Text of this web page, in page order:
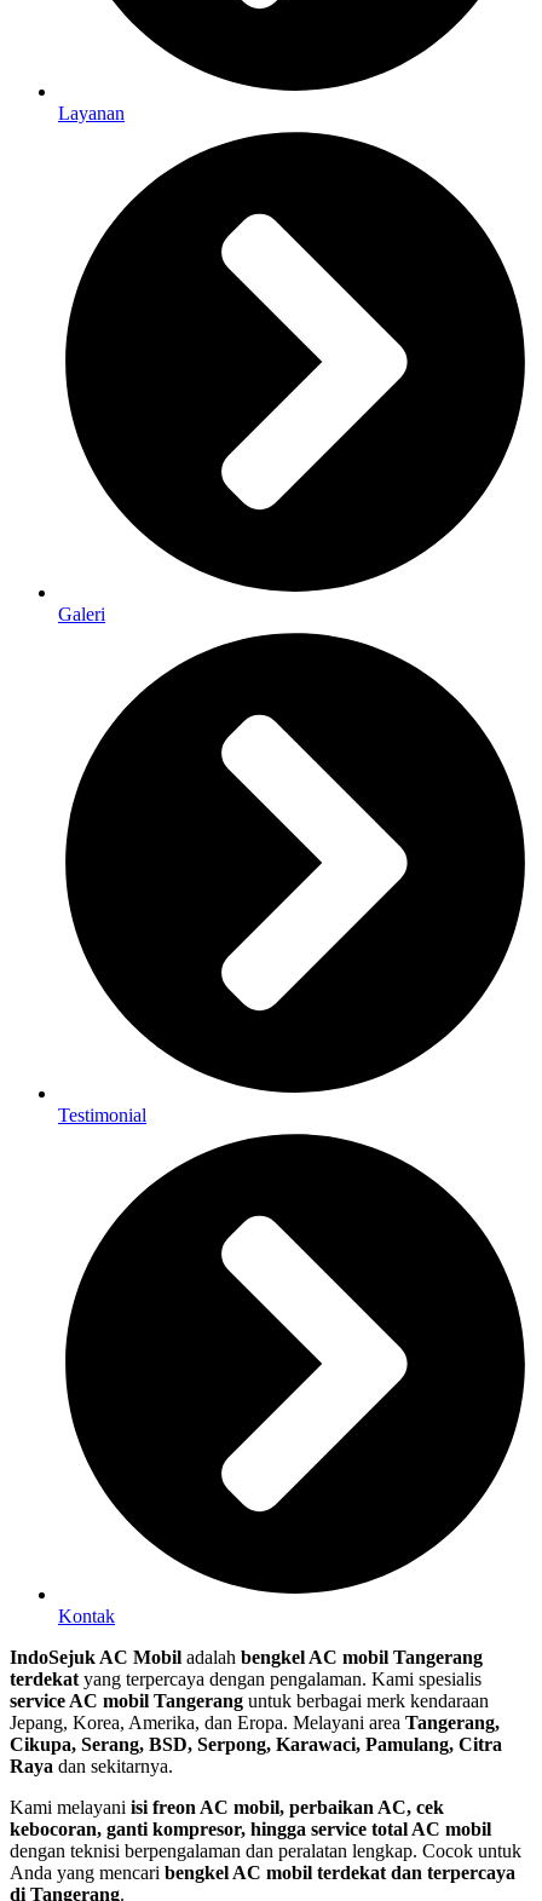
Layanan
Galeri
Testimonial
Kontak
IndoSejuk AC Mobil adalah bengkel AC mobil Tangerang
terdekat yang terpercaya dengan pengalaman. Kami spesialis
service AC mobil Tangerang untuk berbagai merk kendaraan
Jepang, Korea, Amerika, dan Eropa. Melayani area Tangerang,
Cikupa, Serang, BSD, Serpong, Karawaci, Pamulang, Citra
Raya dan sekitarnya.
Kami melayani isi freon AC mobil, perbaikan AC, cek
kebocoran, ganti kompresor, hingga service total AC mobil
dengan teknisi berpengalaman dan peralatan lengkap. Cocok untuk
Anda yang mencari bengkel AC mobil terdekat dan terpercaya
di Tangerang.